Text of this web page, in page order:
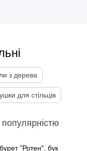
з дерева
для стільців